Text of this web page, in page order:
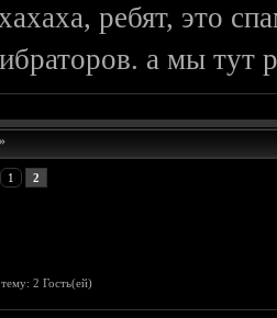
ребят, это
а мы тут
»
1 2
2 Гость(ей)